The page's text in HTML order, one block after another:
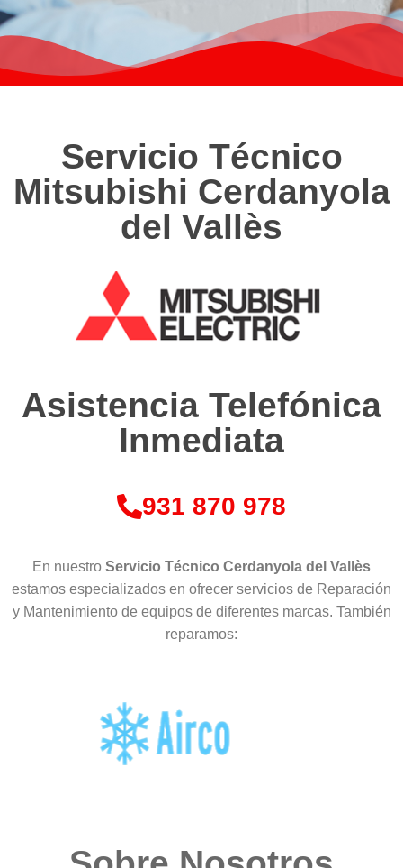
Servicio Técnico
Mitsubishi Cerdanyola
del Vallès
Asistencia Telefónica
Inmediata
931 870 978
En nuestro Servicio Técnico Cerdanyola del Vallès
estamos especializados en ofrecer servicios de Reparación
y Mantenimiento de equipos de diferentes marcas. También
reparamos: